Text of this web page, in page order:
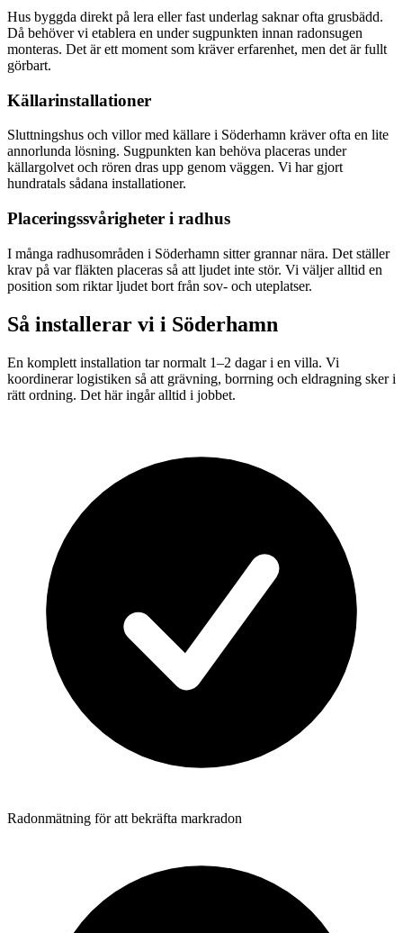
Hus byggda direkt på lera eller fast underlag saknar ofta grusbädd.
Då behöver vi etablera en under sugpunkten innan radonsugen
monteras. Det är ett moment som kräver erfarenhet, men det är fullt
görbart.
Källarinstallationer
Sluttningshus och villor med källare i Söderhamn kräver ofta en lite
annorlunda lösning. Sugpunkten kan behöva placeras under
källargolvet och rören dras upp genom väggen. Vi har gjort
hundratals sådana installationer.
Placeringssvårigheter i radhus
I många radhusområden i Söderhamn sitter grannar nära. Det ställer
krav på var fläkten placeras så att ljudet inte stör. Vi väljer alltid en
position som riktar ljudet bort från sov- och uteplatser.
Så installerar vi i Söderhamn
En komplett installation tar normalt 1–2 dagar i en villa. Vi
koordinerar logistiken så att grävning, borrning och eldragning sker i
rätt ordning. Det här ingår alltid i jobbet.
Radonmätning för att bekräfta markradon